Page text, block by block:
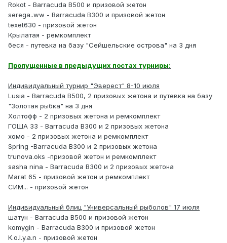
Rokot - Barracuda B500 и призовой жетон
serega..ww - Barracuda B300 и призовой жетон
texet630 - призовой жетон
Крылатая - ремкомплект
беся - путевка на базу "Сейшельские острова" на 3 дня
Пропущенные в предыдущих постах турниры:
Индивидуальный турнир "Эверест" 8-10 июля
Lusia - Barracuda B500, 2 призовых жетона и путевка на базу
"Золотая рыбка" на 3 дня
Холтофф - 2 призовых жетона и ремкомплект
ГОША 33 - Barracuda B300 и 2 призовых жетона
хомо - 2 призовых жетона и ремкомплект
Spring -Barracuda B300 и 2 призовых жетона
trunova.oks -призовой жетон и ремкомплект
sasha nina - Barracuda B300 и 2 призовых жетона
Marat 65 - призовой жетон и ремкомплект
СИМ... - призовой жетон
Индивидуальный блиц "Универсальный рыболов" 17 июля
шатун - Barracuda B500 и призовой жетон
komygin - Barracuda B300 и призовой жетон
K.o.l.y.a.n - призовой жетон